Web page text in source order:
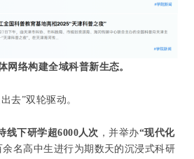
网络构建全域科普新生态。
去”双轮驱动。
线下研学超6000人次 ，并举办“现代化
余名高中生进行为期数天的沉浸式科研